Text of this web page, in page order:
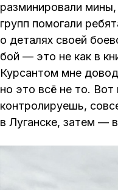
разминировали
групп помогали
о деталях своей
бой — это не как в
Курсантом мне
но это всё не то.
контролируешь,
в Луганске, затем —